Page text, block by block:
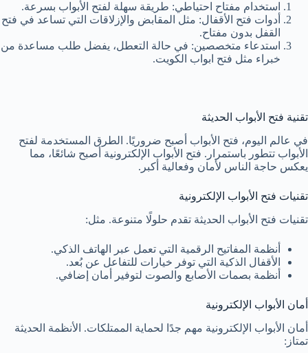
استخدام مفتاح احتياطي: طريقة سهلة لفتح الأبواب بسرعة.
أدوات فتح الأقفال: مثل المقابض والإزلاقات التي تساعد في فتح
القفل بدون مفتاح.
استدعاء متخصصين: في حالة التعطل، يفضل طلب مساعدة من
خبراء مثل فتح ابواب الكويت.
تقنية فتح الأبواب الحديثة
في عالم اليوم، فتح الأبواب أصبح ضروريًا. الطرق المستخدمة لفتح
الأبواب تتطور باستمرار. فتح الأبواب الإلكترونية أصبح شائعًا، مما
يعكس حاجة الناس لأمان وفعالية أكبر.
تقنيات فتح الأبواب الإلكترونية
تقنيات فتح الأبواب الحديثة تقدم حلولًا متنوعة. مثل:
أنظمة المفاتيح الرقمية التي تعمل عبر الهاتف الذكي.
الأقفال الذكية التي توفر خيارات للتفاعل عن بُعد.
أنظمة بصمات الأصابع والصوت لتوفير أمان إضافي.
أمان الأبواب الإلكترونية
أمان الأبواب الإلكترونية مهم جدًا لحماية الممتلكات. الأنظمة الحديثة
تمتاز: